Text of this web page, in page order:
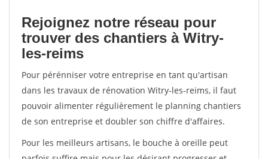
Rejoignez notre réseau pour
trouver des chantiers à Witry-
les-reims
Pour pérénniser votre entreprise en tant qu'artisan
dans les travaux de rénovation Witry-les-reims, il faut
pouvoir alimenter régulièrement le planning chantiers
de son entreprise et doubler son chiffre d'affaires.
Pour les meilleurs artisans, le bouche à oreille peut